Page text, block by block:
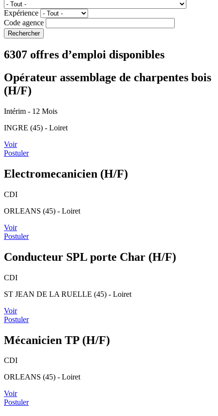
Expérience
Code agence
6307 offres d’emploi disponibles
Opérateur assemblage de charpentes bois
(H/F)
Intérim - 12 Mois
INGRE (45) - Loiret
Voir
Postuler
Electromecanicien (H/F)
CDI
ORLEANS (45) - Loiret
Voir
Postuler
Conducteur SPL porte Char (H/F)
CDI
ST JEAN DE LA RUELLE (45) - Loiret
Voir
Postuler
Mécanicien TP (H/F)
CDI
ORLEANS (45) - Loiret
Voir
Postuler